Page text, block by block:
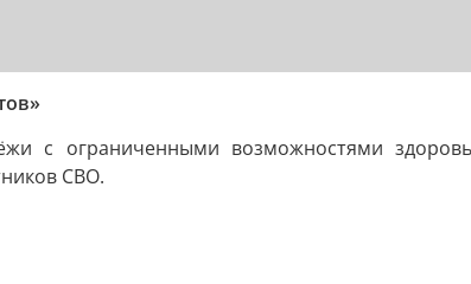
с ограниченными возможностями
СВО.